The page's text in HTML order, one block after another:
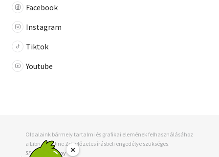
Facebook
Instagram
Tiktok
Youtube
Oldalaink bármely tartalmi és grafikai elemének felhasználásához
a Libri-Bookline Zrt. előzetes írásbeli engedélye szükséges.
SSL tanúsítvány
×